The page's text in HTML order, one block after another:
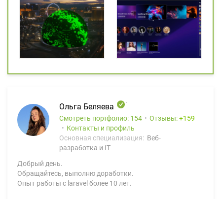
Ольга Беляева
Смотреть портфолио: 154 Отзывы:
159
Контакты и профиль
Основная специализация: Веб-
разработка и IT
Добрый день.
Обращайтесь, выполню доработки.
Опыт работы с laravel более 10 лет.